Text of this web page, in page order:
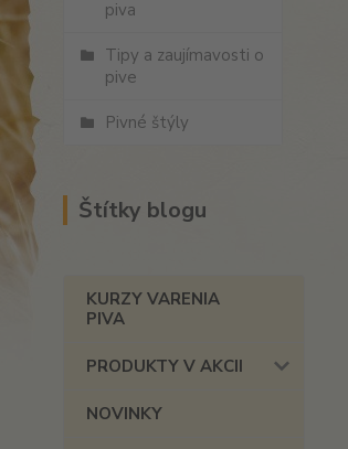
piva
Tipy a zaujímavosti o
pive
Pivné štýly
Štítky blogu
KURZY VARENIA
PIVA
PRODUKTY V AKCII
NOVINKY